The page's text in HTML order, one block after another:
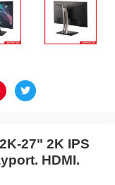
27" 2K IPS
HDMI.